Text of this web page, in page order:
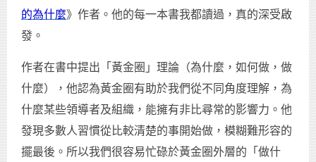
的為什麼》作者。他的每一本書我都讀過，真的深受啟
發。
作者在書中提出「黃金圈」理論（為什麼，如何做，做
什麼），他認為黃金圈有助於我們從不同角度理解，為
什麼某些領導者及組織，能擁有非比尋常的影響力。他
發現多數人習慣從比較清楚的事開始做，模糊難形容的
擺最後。所以我們很容易忙碌於黃金圈外層的「做什